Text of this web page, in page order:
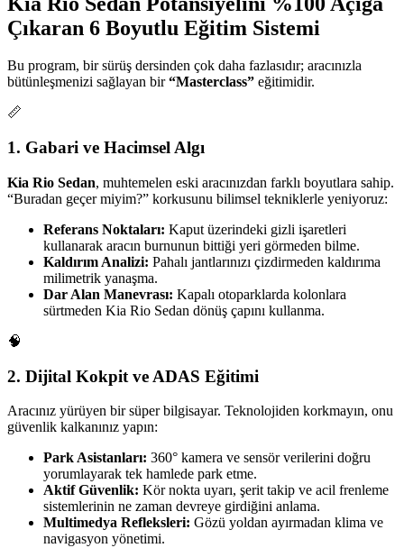
Çıkaran 6 Boyutlu Eğitim Sistemi
Bu program, bir sürüş dersinden çok daha fazlasıdır; aracınızla
bütünleşmenizi sağlayan bir“Masterclass” eğitimidir.
📏
1. Gabari ve Hacimsel Algı
Kia Rio Sedan, muhtemelen eski aracınızdan farklı boyutlara sahip.
“Buradan geçer miyim?” korkusunu bilimsel tekniklerle yeniyoruz:
Referans Noktaları: Kaput üzerindeki gizli işaretleri
kullanarak aracın burnunun bittiği yeri görmeden bilme.
Kaldırım Analizi: Pahalı jantlarınızı çizdirmeden kaldırıma
milimetrik yanaşma.
Dar Alan Manevrası: Kapalı otoparklarda kolonlara
sürtmeden Kia Rio Sedan dönüş çapını kullanma.
🧠
2. Dijital Kokpit ve ADAS Eğitimi
Aracınız yürüyen bir süper bilgisayar. Teknolojiden korkmayın, onu
güvenlik kalkanınız yapın:
Park Asistanları: 360° kamera ve sensör verilerini doğru
yorumlayarak tek hamlede park etme.
Aktif Güvenlik: Kör nokta uyarı, şerit takip ve acil frenleme
sistemlerinin ne zaman devreye girdiğini anlama.
Multimedya Refleksleri: Gözü yoldan ayırmadan klima ve
navigasyon yönetimi.